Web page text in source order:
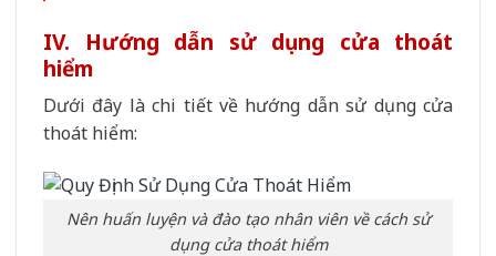
IV. Hướng dẫn sử dụng cửa thoát
hiểm
Dưới đây là chi tiết về hướng dẫn sử dụng cửa
thoát hiểm:
Nên huấn luyện và đào tạo nhân viên về cách sử
dụng cửa thoát hiểm